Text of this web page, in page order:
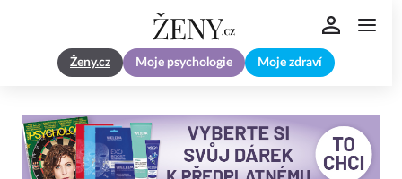
Ženy.cz Moje psychologie Moje zdraví